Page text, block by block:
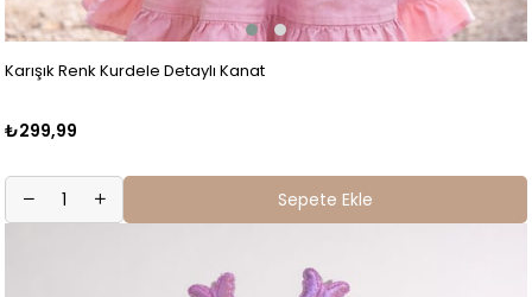
Karışık Renk Kurdele Detaylı Kanat
₺299,99
Sepete Ekle